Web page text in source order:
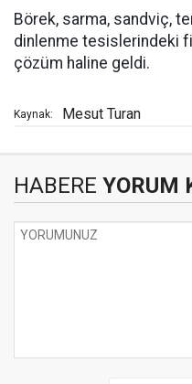
Börek, sarma, sandviç,
dinlenme tesislerindeki
çözüm haline geldi.
Kaynak: Mesut Turan
HABERE YORUM